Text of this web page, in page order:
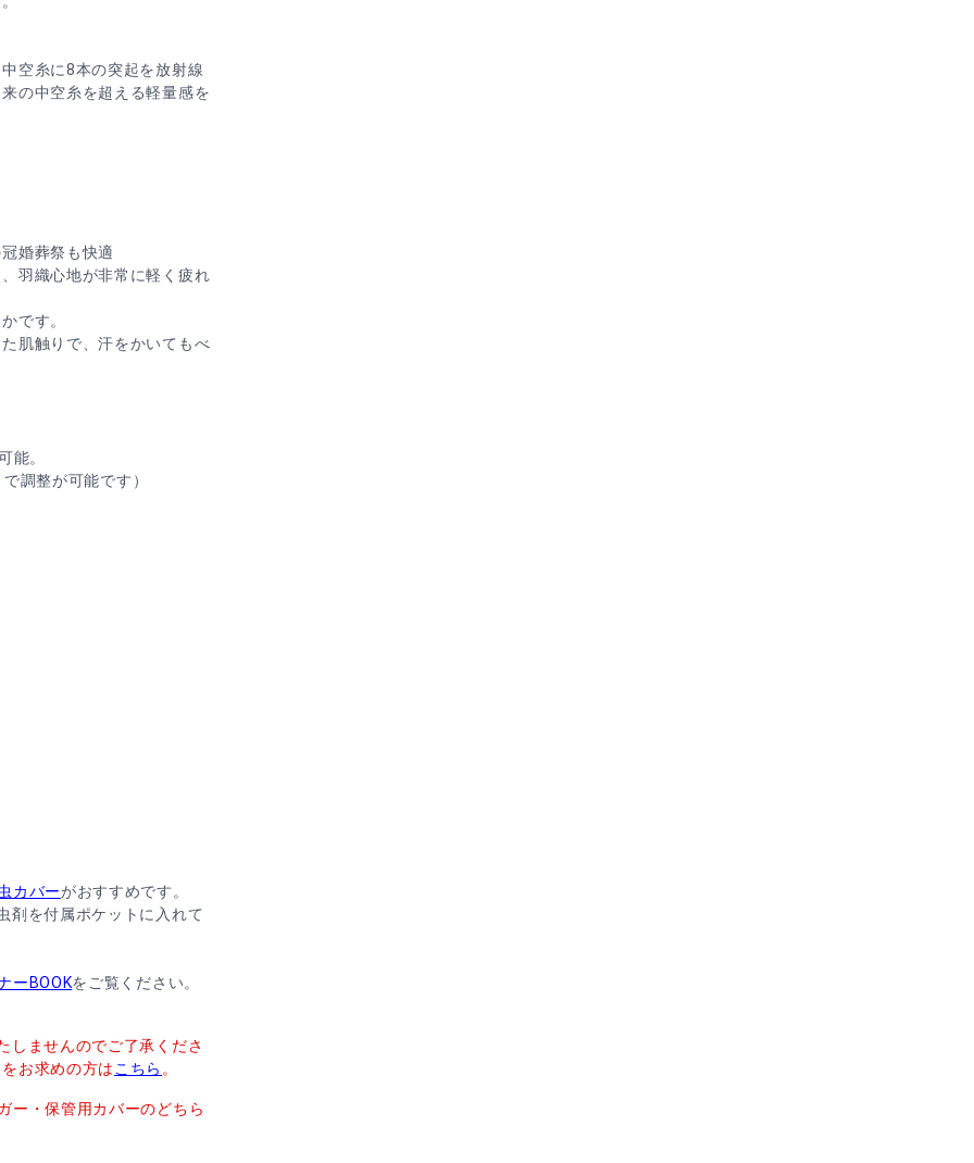
空糸に8本の突起を放射線
の中空糸を超える軽量感を
婚葬祭も快適
羽織心地が非常に軽く疲れ
です。
肌触りで、汗をかいてもべ
能。
調整が可能です）
カバーがおすすめです。
剤を付属ポケットに入れて
ーBOOKをご覧ください。
しませんのでご了承くださ
お求めの方はこちら 。
ー・保管用カバーのどちら